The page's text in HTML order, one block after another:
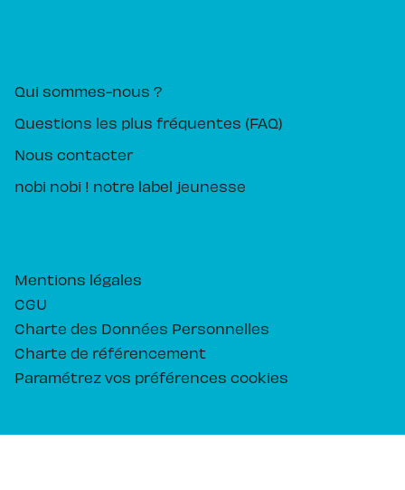
Qui sommes-nous ?
Questions les plus fréquentes (FAQ)
Nous contacter
nobi nobi ! notre label jeunesse
Mentions légales
CGU
Charte des Données Personnelles
Charte de référencement
Paramétrez vos préférences cookies